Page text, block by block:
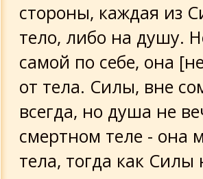
стороны, каждая из
тело, либо на душу.
самой по себе, она
от тела. Силы, вне
всегда, но душа не
смертном теле - она
тела, тогда как Силы